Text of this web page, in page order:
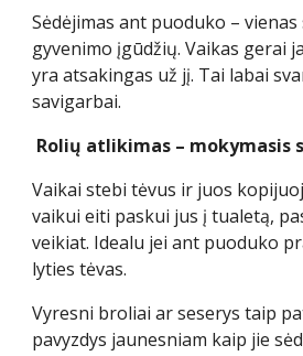
Sėdėjimas ant puoduko –
gyvenimo įgūdžių. Vaikas gerai
yra atsakingas už jį. Tai labai
savigarbai.
Rolių atlikimas – mokymasis
Vaikai stebi tėvus ir juos
vaikui eiti paskui jus į tualetą,
veikiat. Idealu jei ant puoduko
lyties tėvas.
Vyresni broliai ar seserys taip
pavyzdys jaunesniam kaip jie